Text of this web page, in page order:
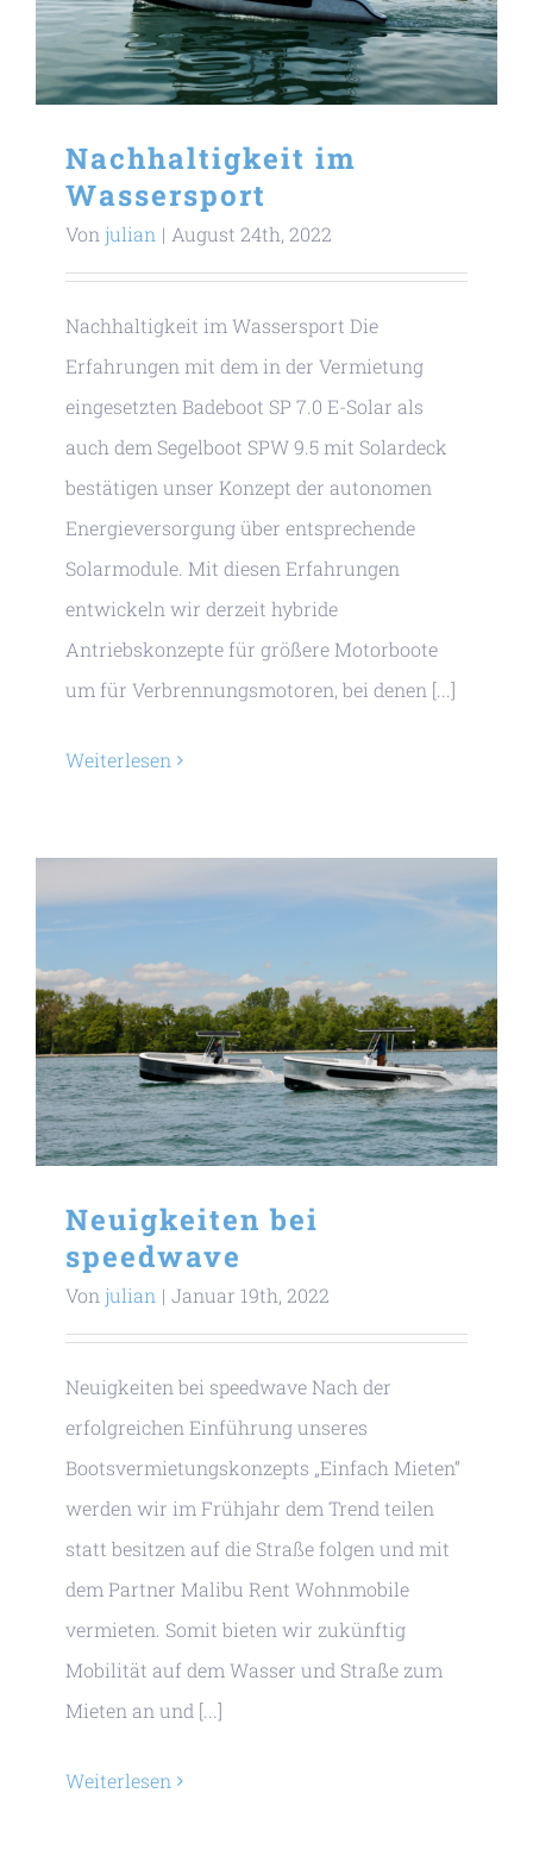
Nachhaltigkeit im
Wassersport
Von julian | August 24th, 2022
Nachhaltigkeit im Wassersport Die
Erfahrungen mit dem in der Vermietung
eingesetzten Badeboot SP 7.0 E-Solar als
auch dem Segelboot SPW 9.5 mit Solardeck
bestätigen unser Konzept der autonomen
Energieversorgung über entsprechende
Solarmodule. Mit diesen Erfahrungen
entwickeln wir derzeit hybride
Antriebskonzepte für größere Motorboote
um für Verbrennungsmotoren, bei denen [...]
Weiterlesen
Neuigkeiten bei
speedwave
Von julian | Januar 19th, 2022
Neuigkeiten bei speedwave Nach der
erfolgreichen Einführung unseres
Bootsvermietungskonzepts „Einfach Mieten“
werden wir im Frühjahr dem Trend teilen
statt besitzen auf die Straße folgen und mit
dem Partner Malibu Rent Wohnmobile
vermieten. Somit bieten wir zukünftig
Mobilität auf dem Wasser und Straße zum
Mieten an und [...]
Weiterlesen